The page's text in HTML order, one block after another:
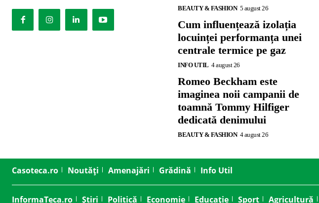
BEAUTY & FASHION 5 august 26
Cum influențează izolația
locuinței performanța unei
centrale termice pe gaz
INFO UTIL 4 august 26
Romeo Beckham este
imaginea noii campanii de
toamnă Tommy Hilfiger
dedicată denimului
BEAUTY & FASHION 4 august 26
Casoteca.ro Noutăți Amenajări Grădină Info Util
InformaTeca.ro Știri Politică Economie Educație Sport Agricultură